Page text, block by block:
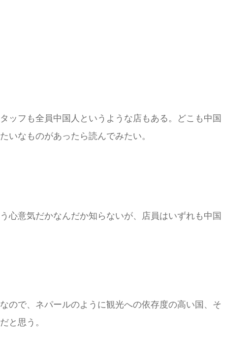
ッフも全員中国人というような店もある。どこも中国
いなものがあったら読んでみたい。
心意気だかなんだか知らないが、店員はいずれも中国
ので、ネパールのように観光への依存度の高い国、そ
と思う。